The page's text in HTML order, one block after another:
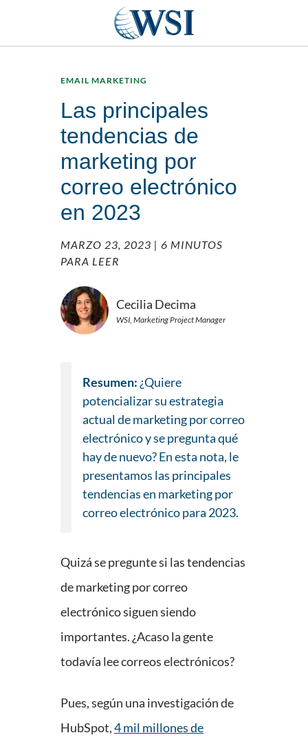
EMAIL MARKETING
Las principales
tendencias de
marketing por
correo electrónico
en 2023
MARZO 23, 2023 | 6 MINUTOS
PARA LEER
Cecilia Decima
WSI, Marketing Project Manager
Resumen: ¿Quiere
potencializar su estrategia
actual de marketing por correo
electrónico y se pregunta qué
hay de nuevo? En esta nota, le
presentamos las principales
tendencias en marketing por
correo electrónico para 2023.
Quizá se pregunte si las tendencias
de marketing por correo
electrónico siguen siendo
importantes. ¿Acaso la gente
todavía lee correos electrónicos?
Pues, según una investigación de
HubSpot,4 mil millones de